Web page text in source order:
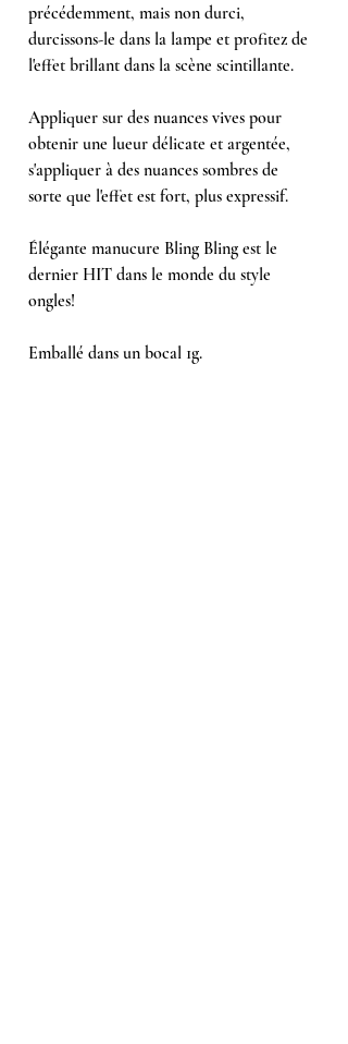
précédemment, mais non durci,
durcissons-le dans la lampe et profitez de
l'effet brillant dans la scène scintillante.
Appliquer sur des nuances vives pour
obtenir une lueur délicate et argentée,
s'appliquer à des nuances sombres de
sorte que l'effet est fort, plus expressif.
Élégante manucure Bling Bling est le
dernier HIT dans le monde du style
ongles!
Emballé dans un bocal 1g.